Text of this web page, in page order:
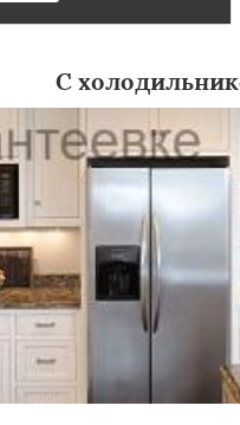
С